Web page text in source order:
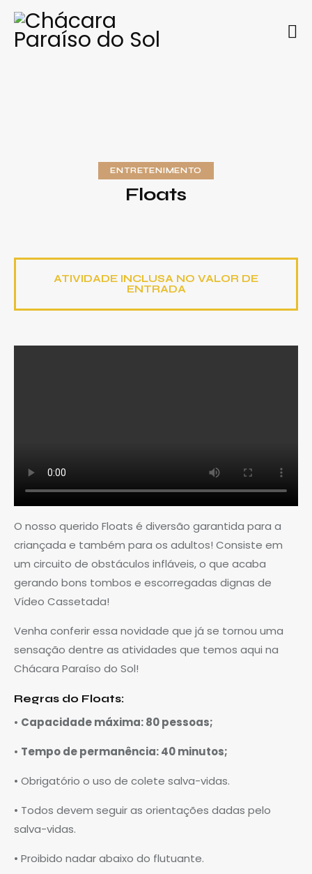
ENTRETENIMENTO
Floats
ATIVIDADE INCLUSA NO VALOR DE
ENTRADA
O nosso querido Floats é diversão garantida para a
criançada e também para os adultos! Consiste em
um circuito de obstáculos infláveis, o que acaba
gerando bons tombos e escorregadas dignas de
Vídeo Cassetada!
Venha conferir essa novidade que já se tornou uma
sensação dentre as atividades que temos aqui na
Chácara Paraíso do Sol!
Regras do Floats:
• Capacidade máxima: 80 pessoas;
• Tempo de permanência: 40 minutos;
• Obrigatório o uso de colete salva-vidas.
• Todos devem seguir as orientações dadas pelo
salva-vidas.
• Proibido nadar abaixo do flutuante.